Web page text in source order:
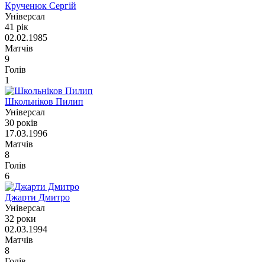
Крученюк Сергій
Універсал
41 рік
02.02.1985
Матчів
9
Голів
1
Школьніков Пилип
Універсал
30 років
17.03.1996
Матчів
8
Голів
6
Джарти Дмитро
Універсал
32 роки
02.03.1994
Матчів
8